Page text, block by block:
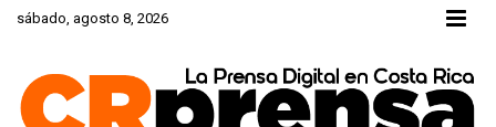
Skipsábado, agosto 8, 2026